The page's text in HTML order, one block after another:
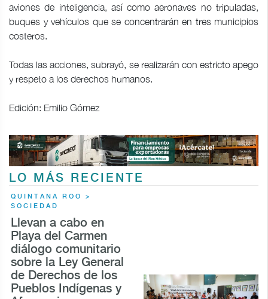
aviones de inteligencia, así como aeronaves no tripuladas,
buques y vehículos que se concentrarán en tres municipios
costeros.
Todas las acciones, subrayó, se realizarán con estricto apego
y respeto a los derechos humanos.
Edición: Emilio Gómez
LO MÁS RECIENTE
QUINTANA ROO >
SOCIEDAD
Llevan a cabo en
Playa del Carmen
diálogo comunitario
sobre la Ley General
de Derechos de los
Pueblos Indígenas y